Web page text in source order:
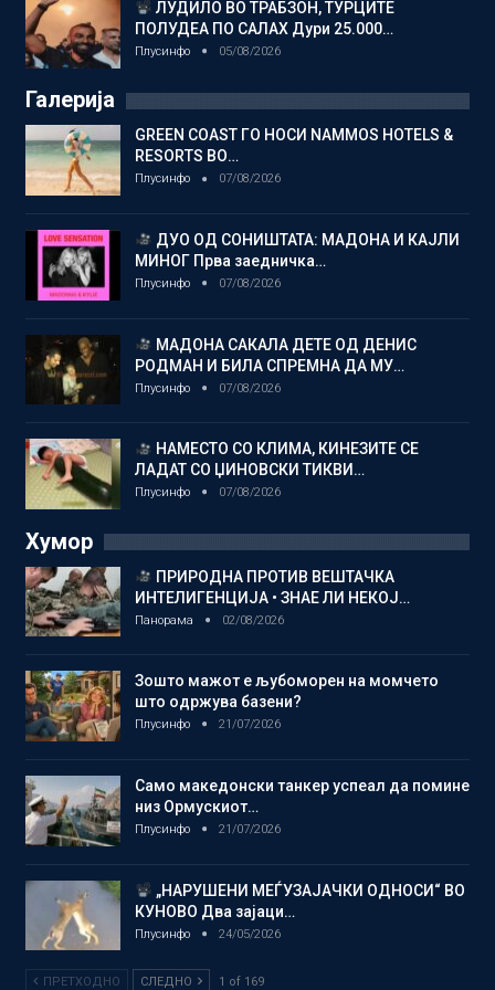
ЛУДИЛО ВО ТРАБЗОН, ТУРЦИТЕ
ПОЛУДЕА ПО САЛАХ Дури 25.000…
Плусинфо 05/08/2026
Галерија
GREEN COAST ГО НОСИ NAMMOS HOTELS &
RESORTS ВО…
Плусинфо 07/08/2026
ДУО ОД СОНИШТАТА: МАДОНА И КАЈЛИ
МИНОГ Прва заедничка…
Плусинфо 07/08/2026
МАДОНА САКАЛА ДЕТЕ ОД ДЕНИС
РОДМАН И БИЛА СПРЕМНА ДА МУ…
Плусинфо 07/08/2026
НАМЕСТО СО КЛИМА, КИНЕЗИТЕ СЕ
ЛАДАТ СО ЏИНОВСКИ ТИКВИ…
Плусинфо 07/08/2026
Хумор
ПРИРОДНА ПРОТИВ ВЕШТАЧКА
ИНТЕЛИГЕНЦИЈА • ЗНАЕ ЛИ НЕКОЈ…
Панорама 02/08/2026
Зошто мажот е љубоморен на момчето
што одржува базени?
Плусинфо 21/07/2026
Само македонски танкер успеал да помине
низ Ормускиот…
Плусинфо 21/07/2026
„НАРУШЕНИ МЕЃУЗАЈАЧКИ ОДНОСИ“ ВО
КУНОВО Два зајаци…
Плусинфо 24/05/2026
ПРЕТХОДНО СЛЕДНО 1 of 169